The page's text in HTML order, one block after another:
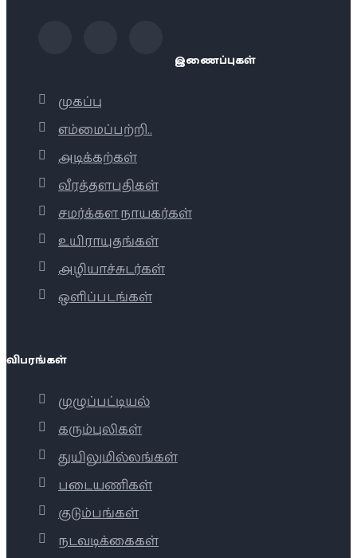
இணைப்புகள்
முகப்பு
எம்மைப்பற்றி..
அடிக்கற்கள்
வீரத்தளபதிகள்
சமர்க்கள நாயகர்கள்
உயிராயுதங்கள்
அழியாச்சுடர்கள்
ஒளிப்படங்கள்
விபரங்கள்
முழுப்பட்டியல்
கரும்புலிகள்
துயிலுமில்லங்கள்
படையணிகள்
குடும்பங்கள்
நடவடிக்கைகள்